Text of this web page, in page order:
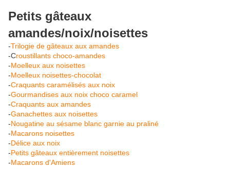
Petits gâteaux
amandes/noix/noisettes
-Trilogie de gâteaux aux amandes
-Croustillants choco-amandes
-Moelleux aux noisettes
-Moelleux noisettes-chocolat
-Craquants caramélisés aux noix
-Gourmandises aux noix choco caramel
-Craquants aux amandes
-Ganachettes aux noisettes
-Nougatine au sésame blanc garnie au praliné
-Macarons noisettes
-Délice aux noix
-Petits gâteaux entièrement noisettes
-Macarons d'Amiens